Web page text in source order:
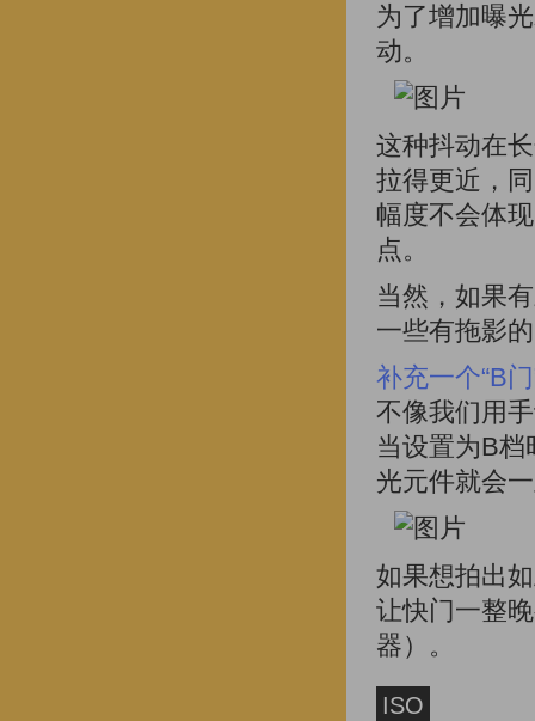
为了增加曝
动。
这种抖动在
拉得更近，
幅度不会体
点。
当然，如果
一些有拖影
补充一个“B
不像我们用
当设置为B
光元件就会
如果想拍出
让快门一整
器）。
ISO